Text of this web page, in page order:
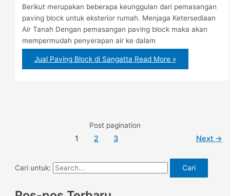
Berikut merupakan beberapa keunggulan dari pemasangan
paving block untuk eksterior rumah. Menjaga Ketersediaan
Air Tanah Dengan pemasangan paving block maka akan
mempermudah penyerapan air ke dalam
Jual Paving Block di Sangatta Read More »
Post pagination
1 2 3 Next →
Cari untuk: